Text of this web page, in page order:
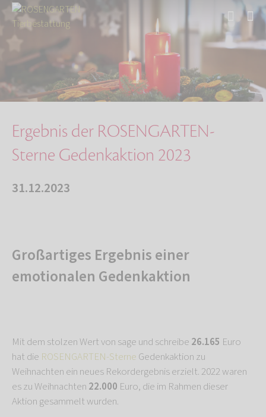
Über uns
Ergebnis der ROSENGARTEN-Sterne Gedenkaktion …
Ergebnis der ROSENGARTEN-
Sterne Gedenkaktion 2023
31.12.2023
Großartiges Ergebnis einer
emotionalen Gedenkaktion
Mit dem stolzen Wert von sage und schreibe 26.165 Euro
hat die ROSENGARTEN-Sterne Gedenkaktion zu
Weihnachten ein neues Rekordergebnis erzielt. 2022 waren
es zu Weihnachten 22.000 Euro, die im Rahmen dieser
Aktion gesammelt wurden.